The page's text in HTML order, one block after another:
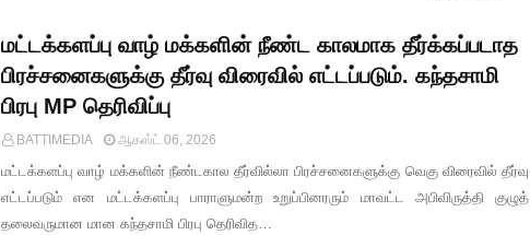
மட்டக்களப்பு வாழ் மக்களின் நீண்ட காலமாக தீர்க்கப்படாத
பிரச்சனைகளுக்கு தீர்வு விரைவில் எட்டப்படும். கந்தசாமி
பிரபு MP தெரிவிப்பு
BATTIMEDIA ஆகஸ்ட் 06, 2026
மட்டக்களப்பு வாழ் மக்களின் நீண்டகால தீர்வில்லா பிரச்சனைகளுக்கு வெகு விரைவில் தீர்வு
எட்டப்படும் என மட்டக்களப்பு பாராளுமன்ற உறுப்பினரரும் மாவட்ட அபிவிருத்தி குழுத்
தலைவருமான மான கந்தசாமி பிரபு தெரிவித…